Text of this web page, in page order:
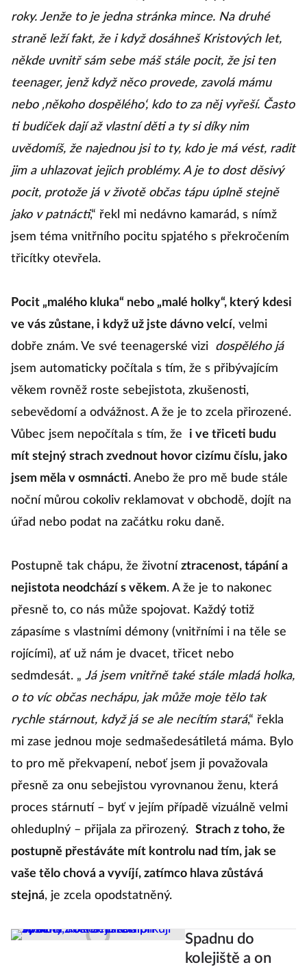
roky. Jenže to je jedna stránka mince. Na druhé
straně leží fakt, že i když dosáhneš Kristových let,
někde uvnitř sám sebe máš stále pocit, že jsi ten
teenager, jenž když něco provede, zavolá mámu
nebo ‚někoho dospělého‘, kdo to za něj vyřeší. Často
ti budíček dají až vlastní děti a ty si díky nim
uvědomíš, že najednou jsi to ty, kdo je má vést, radit
jim a uhlazovat jejich problémy. A je to dost děsivý
pocit, protože já v životě občas tápu úplně stejně
jako v patnácti,“ řekl mi nedávno kamarád, s nímž
jsem téma vnitřního pocitu spjatého s překročením
třicítky otevřela.
Pocit „malého kluka“ nebo „malé holky“, který kdesi
ve vás zůstane, i když už jste dávno velcí, velmi
dobře znám. Ve své teenagerské vizi
dospělého já
jsem automaticky počítala s tím, že s přibývajícím
věkem rovněž roste sebejistota, zkušenosti,
sebevědomí a odvážnost. A že je to zcela přirozené.
Vůbec jsem nepočítala s tím, že
i ve třiceti budu
mít stejný strach zvednout hovor cizímu číslu, jako
jsem měla v osmnácti. Anebo že pro mě bude stále
noční můrou cokoliv reklamovat v obchodě, dojít na
úřad nebo podat na začátku roku daně.
Postupně tak chápu, že životní ztracenost, tápání a
nejistota neodchází s věkem. A že je to nakonec
přesně to, co nás může spojovat. Každý totiž
zápasíme s vlastními démony (vnitřními i na těle se
rojícími), ať už nám je dvacet, třicet nebo
sedmdesát. „ Já jsem vnitřně také stále mladá holka,
o to víc občas nechápu, jak může moje tělo tak
rychle stárnout, když já se ale necítím stará,“ řekla
mi zase jednou moje sedmašedesátiletá máma. Bylo
to pro mě překvapení, neboť jsem ji považovala
přesně za onu sebejistou vyrovnanou ženu, která
proces stárnutí – byť v jejím případě vizuálně velmi
ohleduplný – přijala za přirozený. Strach z toho, že
postupně přestáváte mít kontrolu nad tím, jak se
vaše tělo chová a vyvíjí, zatímco hlava zůstává
stejná, je zcela opodstatněný.
Spadnu do
kolejiště a on